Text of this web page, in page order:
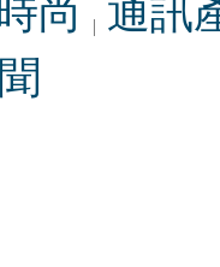
尚
通訊